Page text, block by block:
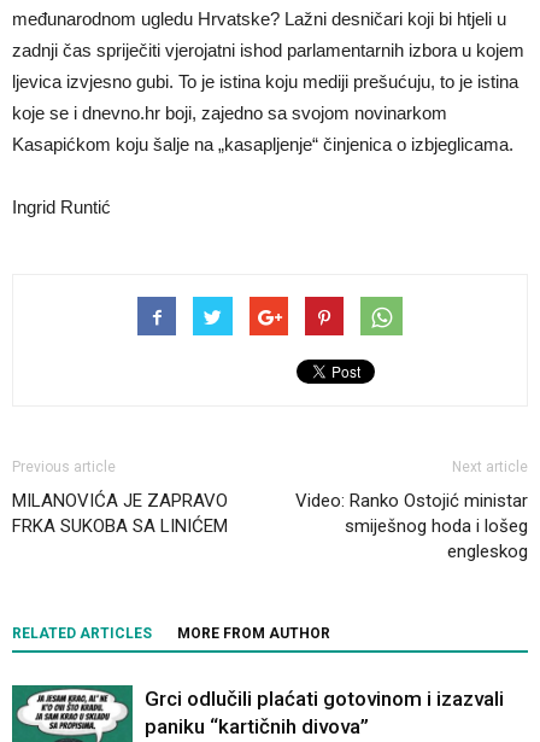
međunarodnom ugledu Hrvatske? Lažni desničari koji bi htjeli u
zadnji čas spriječiti vjerojatni ishod parlamentarnih izbora u kojem
ljevica izvjesno gubi. To je istina koju mediji prešućuju, to je istina
koje se i dnevno.hr boji, zajedno sa svojom novinarkom
Kasapićkom koju šalje na „kasapljenje“ činjenica o izbjeglicama.
Ingrid Runtić
Previous article
MILANOVIĆA JE ZAPRAVO
FRKA SUKOBA SA LINIĆEM
Next article
Video: Ranko Ostojić ministar
smiješnog hoda i lošeg
engleskog
RELATED ARTICLES MORE FROM AUTHOR
Grci odlučili plaćati gotovinom i izazvali
paniku “kartičnih divova”